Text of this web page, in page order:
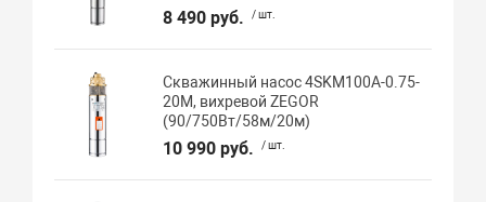
8 490 руб. / шт.
Скважинный насос 4SKM100A-0.75-
20M, вихревой ZEGOR
(90/750Вт/58м/20м)
10 990 руб. / шт.